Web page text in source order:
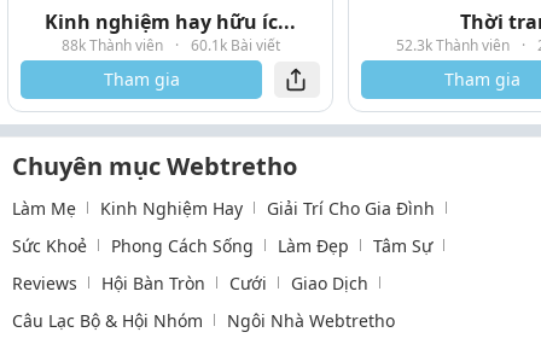
Kinh nghiệm hay hữu íc...
88k Thành viên · 60.1k Bài viết
Tham gia
Thời
52.3k Thành viên ·
Tham gia
Chuyên mục Webtretho
Làm Mẹ Kinh Nghiệm Hay
Giải Trí Cho Gia Đình
Sức Khoẻ
Phong Cách Sống Làm Đẹp
Tâm Sự
Reviews
Hội Bàn Tròn Cưới
Giao Dịch
Câu Lạc Bộ & Hội Nhóm
Ngôi Nhà Webtretho